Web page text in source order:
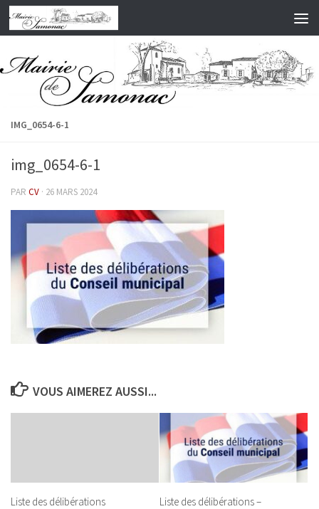
Skip to content
IMG_0654-6-1
img_0654-6-1
PAR CV · 26 MARS 2024
VOUS AIMEREZ AUSSI...
Liste des délibérations
Liste des délibérations –